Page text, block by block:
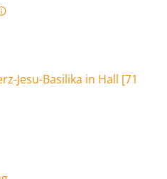
Jesu-Basilika in Hall [71